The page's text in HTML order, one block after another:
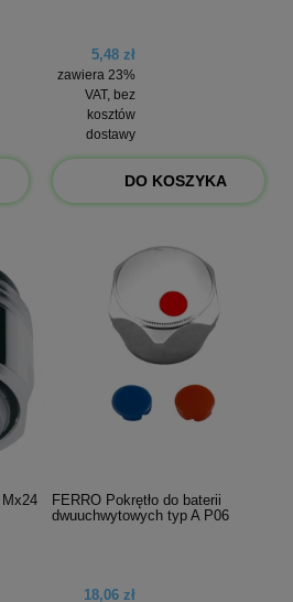
5,48 zł
zawiera 23%
VAT, bez
kosztów
dostawy
DO KOSZYKA
FERRO Pokrętło do baterii
dwuuchwytowych typ A P06
18,06 zł